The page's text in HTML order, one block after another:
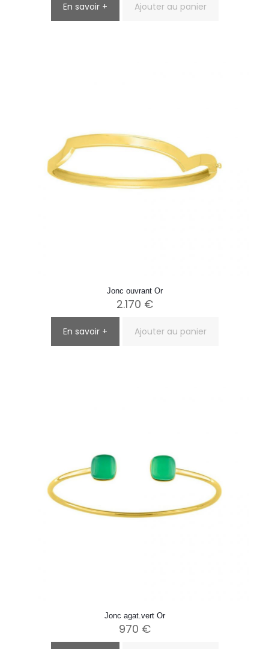
En savoir + Ajouter au panier
Jonc ouvrant Or
2.170 €
En savoir + Ajouter au panier
Jonc agat.vert Or
970 €